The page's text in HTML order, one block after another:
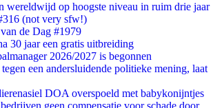
wereldwijd op hoogste niveau in ruim drie jaar
(not very sfw!)
de Dag #1979
30 jaar een gratis uitbreiding
2026/2027 is begonnen
een andersluidende politieke mening, laat
DOA overspoeld met babykonijntjes
geen compensatie voor schade door